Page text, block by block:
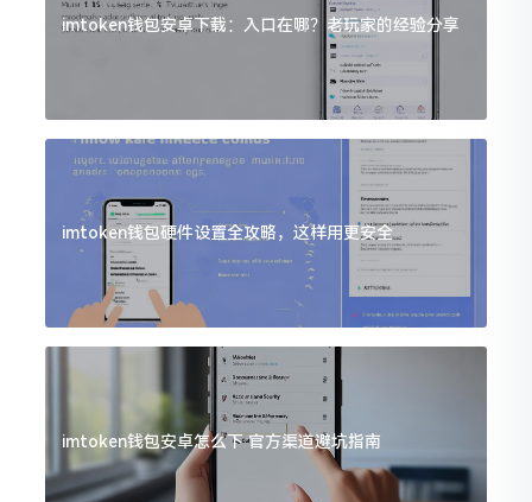
imtoken钱包安卓下载：入口在哪？老玩家的经验分享
imtoken钱包硬件设置全攻略，这样用更安全
imtoken钱包安卓怎么下 官方渠道避坑指南